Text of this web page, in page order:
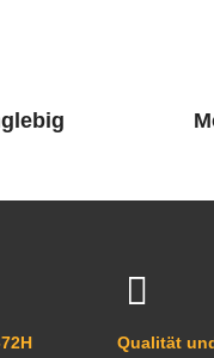
Qualität